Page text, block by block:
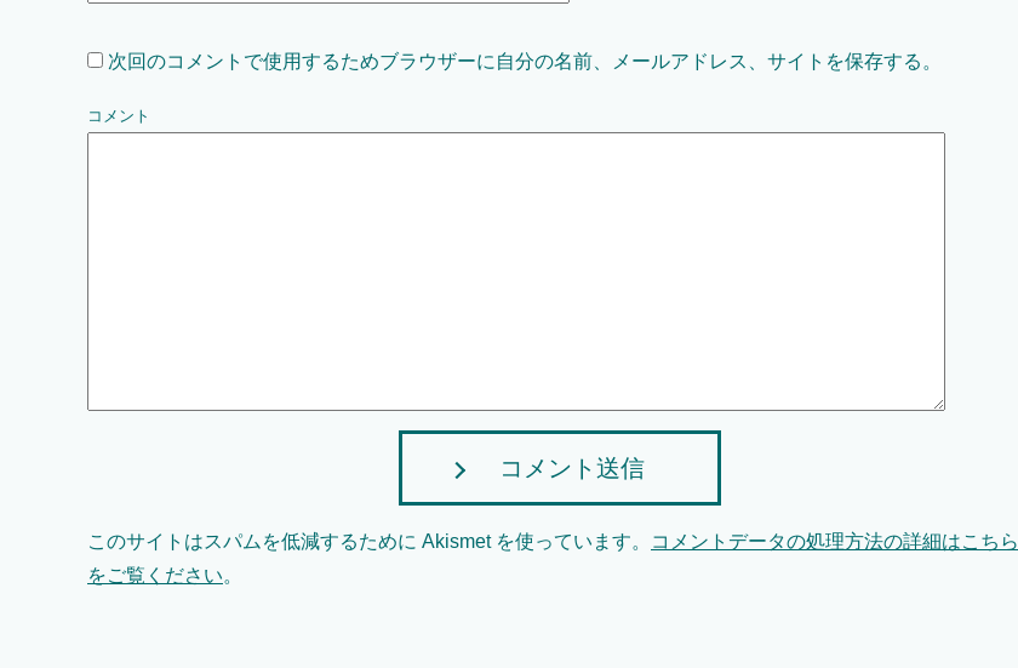
次回のコメントで使用するためブラウザーに自分の名前、メールアドレス、サイトを保存する。
コメント
コメント送信
このサイトはスパムを低減するために Akismet を使っています。
コメントデータの処理方法の詳細はこちら
をご覧ください。